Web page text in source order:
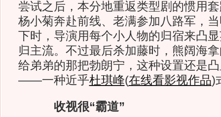
尝试之后，本分地重返类型剧的惯用
杨小菊奔赴前线、老满参加八路军，
下时，导演用每个小人物的归宿来凸
归主流。不过最后杀加藤时，熊阔海
给弟弟的那把勃朗宁，这种设置还是
——一种近乎杜琪峰(在线看影视作品)
收视很“霸道”